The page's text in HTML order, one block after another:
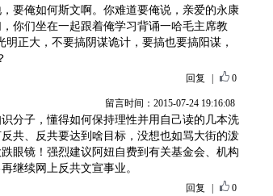
要俺如何斯文啊。你难道要俺说，亲爱的永康
你们坐在一起跟着俺学习背诵一哈毛主席教
正大，不要搞阴谋诡计，要搞也要搞阳谋，
回复 0
留言时间：2015-07-24 19:16:08
分子，懂得如何保持理性并用自己读的几本洗
共、反共要达到啥目标，没想也如骂大街的泼
眼镜！强烈建议阿妞自费到有关基金会、机构
继续网上反共文宣事业。
回复 0